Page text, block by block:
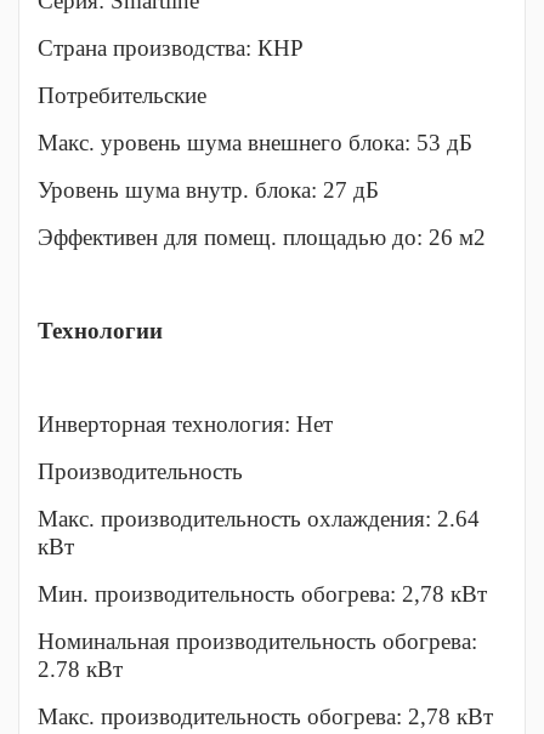
Страна производства: КНР
Потребительские
Макс. уровень шума внешнего блока: 53 дБ
Уровень шума внутр. блока: 27 дБ
Эффективен для помещ. площадью до: 26 м2
Технологии
Инверторная технология: Нет
Производительность
Макс. производительность охлаждения: 2.64
кВт
Мин. производительность обогрева: 2,78 кВт
Номинальная производительность обогрева:
2.78 кВт
Макс. производительность обогрева: 2,78 кВт